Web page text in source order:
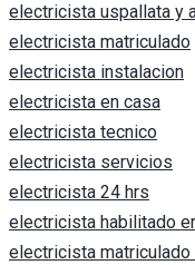
electricista uspallata y
electricista matriculado
electricista instalacion
electricista en casa
electricista tecnico
electricista servicios
electricista 24 hrs
electricista habilitado
electricista matriculado